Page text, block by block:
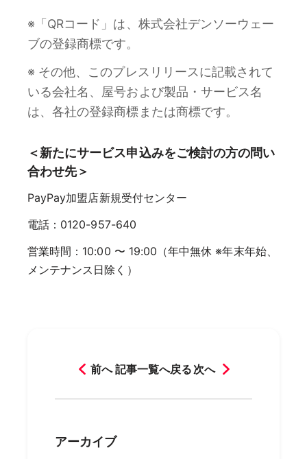
※「QRコード」は、株式会社デンソーウェー
ブの登録商標です。
※ その他、このプレスリリースに記載されて
いる会社名、屋号および製品・サービス名
は、各社の登録商標または商標です。
＜新たにサービス申込みをご検討の方の問い
合わせ先＞
PayPay加盟店新規受付センター
電話：0120-957-640
営業時間：10:00 〜 19:00（年中無休 ※年末年始、
メンテナンス日除く）
前へ 記事一覧へ戻る 次へ
アーカイブ